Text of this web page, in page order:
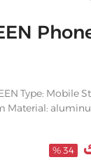
Type: Mobile
Material:
34 %